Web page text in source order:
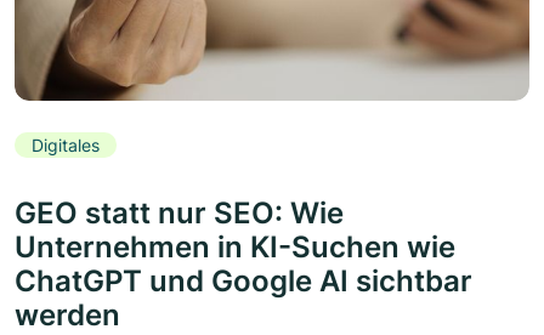
Digitales
GEO statt nur SEO: Wie
Unternehmen in KI-Suchen wie
ChatGPT und Google AI sichtbar
werden